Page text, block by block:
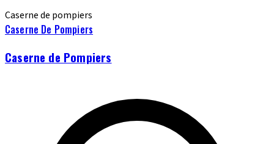
Caserne de pompiers
Caserne De Pompiers
Caserne de Pompiers